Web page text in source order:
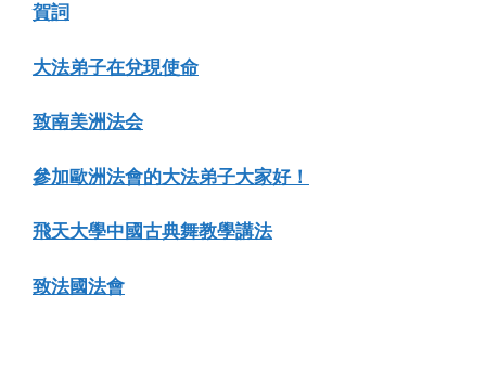
賀詞
大法弟子在兌現使命
致南美洲法会
參加歐洲法會的大法弟子大家好！
飛天大學中國古典舞教學講法
致法國法會